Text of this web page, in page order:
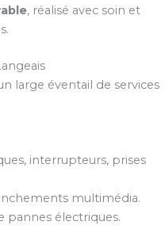
, réalisé avec soin et
large éventail de services
interrupteurs, prises
multimédia.
pannes électriques.